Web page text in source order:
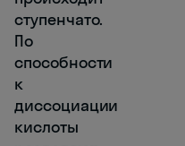
ступенчато.
По
способности
к
диссоциации
кислоты